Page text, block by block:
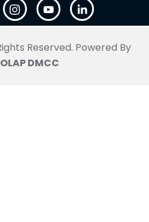
Reserved. Powered By
DMCC